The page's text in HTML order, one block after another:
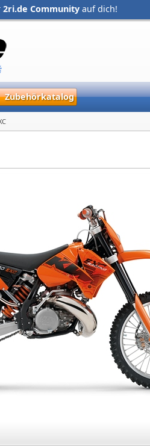
2ri.de Community auf dich!
Zubehörkatalog